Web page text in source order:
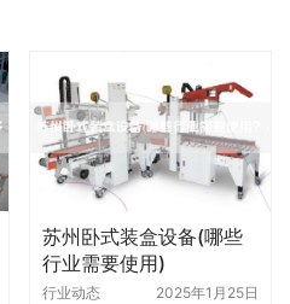
苏州卧式装盒设备(哪些
行业需要使用)
行业动态 2025年1月25日